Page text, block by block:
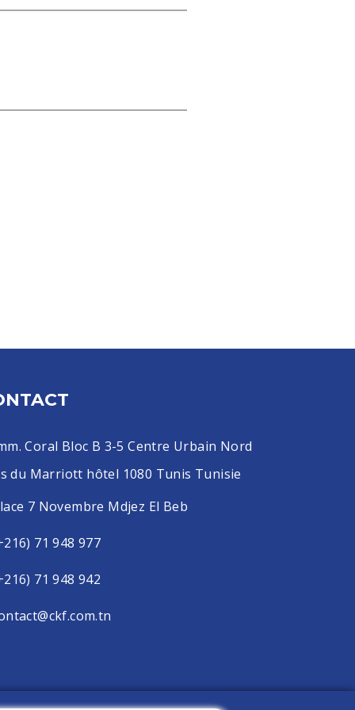
Coral Bloc B 3-5 Centre Urbain Nord
du Marriott hôtel 1080 Tunis Tunisie
7 Novembre Mdjez El Beb
71 948 977
71 948 942